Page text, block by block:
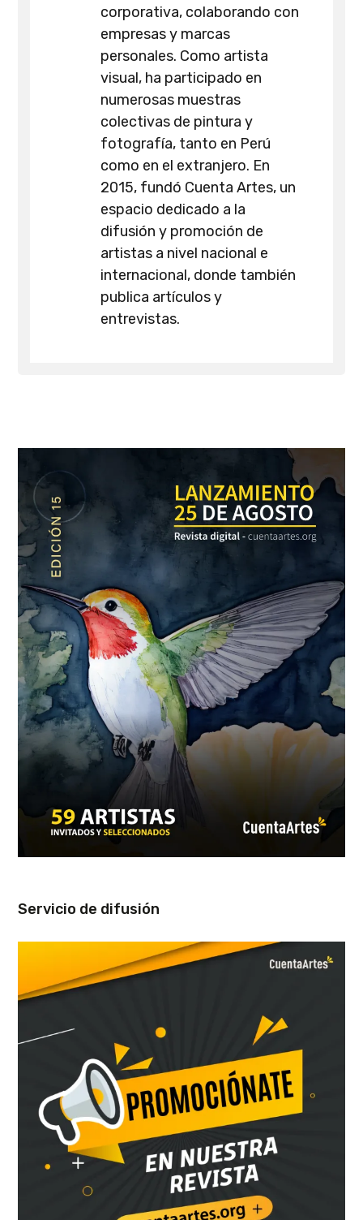
corporativa, colaborando con
empresas y marcas
personales. Como artista
visual, ha participado en
numerosas muestras
colectivas de pintura y
fotografía, tanto en Perú
como en el extranjero. En
2015, fundó Cuenta Artes, un
espacio dedicado a la
difusión y promoción de
artistas a nivel nacional e
internacional, donde también
publica artículos y
entrevistas.
Servicio de difusión